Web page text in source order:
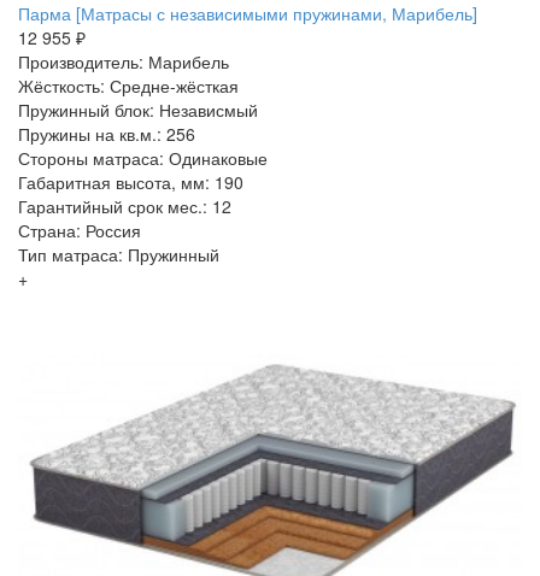
Парма [Матрасы с независимыми пружинами, Марибель]
12 955 ₽
Производитель: Марибель
Жёсткость: Средне-жёсткая
Пружинный блок: Независмый
Пружины на кв.м.: 256
Стороны матраса: Одинаковые
Габаритная высота, мм: 190
Гарантийный срок мес.: 12
Страна: Россия
Тип матраса: Пружинный
+